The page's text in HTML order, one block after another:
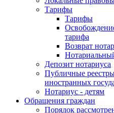
Тарифы
Тарифы
тарифа
Возврат
Депозит нотариуса
Публичные
иностранных
Нотариус - детям
Обращения граждан
Порядок